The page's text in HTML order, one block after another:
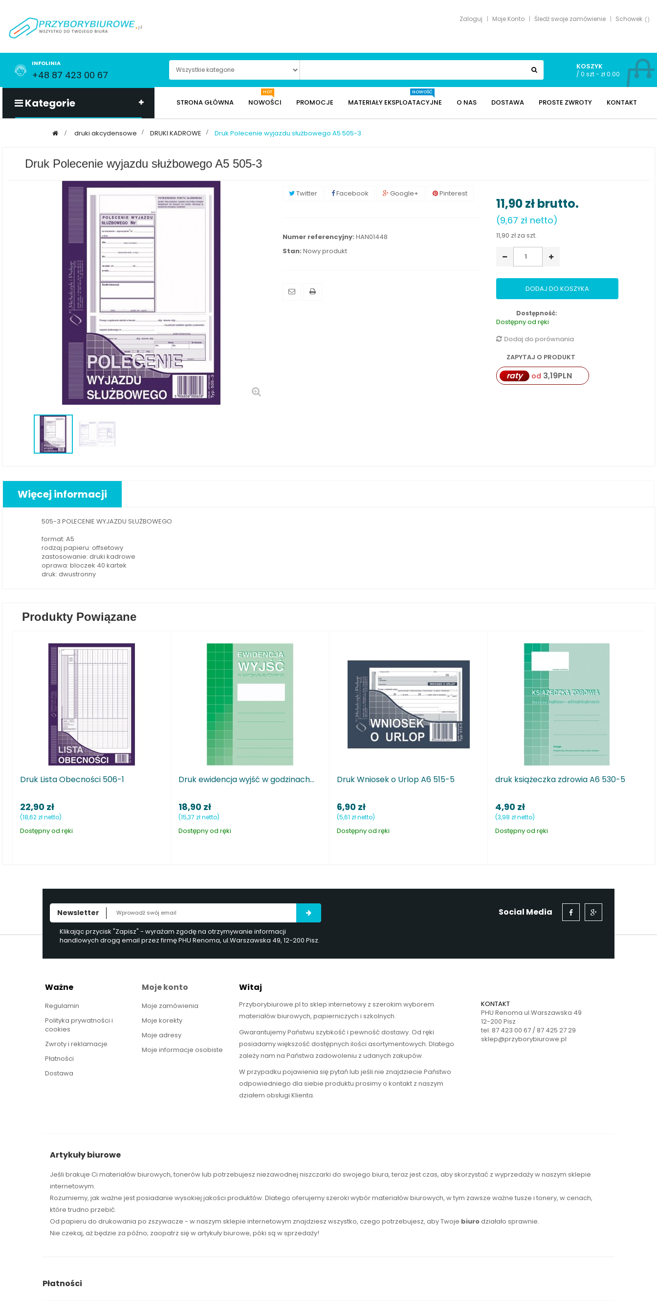
Zaloguj Moje Konto Śledź swoje zamówienie Schowek
INFOLINIA
+48 87 423 00 67
KOSZYK
/ 0 szt - zł 0.00
Kategorie STRONA GŁÓWNA NOWOŚCI
HOT
PROMOCJE MATERIAŁY EKSPLOATACYJNE
NOWOŚĆ
O NAS DOSTAWA PROSTE ZWROTY KONTAKT
> druki akcydensowe > DRUKI KADROWE > Druk Polecenie wyjazdu służbowego A5 505-3
Druk Polecenie wyjazdu służbowego A5 505-3
Twitter Facebook Google+ Pinterest
Numer referencyjny: HAN01448
Stan: Nowy produkt
11,90 złbrutto.
(9,67 zł netto)
11,90 zł za szt.
DODAJ DO KOSZYKA
Dostępność:
Dostępny od ręki
Dodaj do porównania
ZAPYTAJ O PRODUKT
raty od 3,19PLN
Więcej informacji
505-3 POLECENIE WYJAZDU SŁUŻBOWEGO
format: A5
rodzaj papieru: offsetowy
zastosowanie: druki kadrowe
oprawa: bloczek 40 kartek
druk: dwustronny
Produkty Powiązane
506-1 Druk ewidencja wyjść w godzinach... Druk Wniosek o Urlop A6 515-5 druk książeczka zdrowia A6 530-5 Druk inwidualna Lista
Newsletter
Klikając przycisk "Zapisz" - wyrażam zgodę na otrzymywanie informacji
handlowych drogą email przez firmę PHU Renoma, ul.Warszawska 49, 12-200 Pisz.
Social Media
Ważne
Regulamin
Polityka prywatności i
cookies
Zwroty i reklamacje
Płatności
Dostawa
Moje konto
Moje zamówienia
Moje korekty
Moje adresy
Moje informacje osobiste
Witaj
Przyborybiurowe.pl to sklep internetowy z szerokim wyborem
materiałów biurowych, papierniczych i szkolnych.
Gwarantujemy Państwu szybkość i pewność dostawy. Od ręki
posiadamy większość dostępnych ilości asortymentowych. Dlatego
zależy nam na Państwa zadowoleniu z udanych zakupów.
W przypadku pojawienia się pytań lub jeśli nie znajdziecie Państwo
odpowiedniego dla siebie produktu prosimy o kontakt z naszym
działem obsługi Klienta.
KONTAKT
PHU Renoma ul.Warszawska 49
12-200 Pisz
tel. 87 423 00 67 / 87 425 27 29
sklep@przyborybiurowe.pl
Artykuły biurowe
Jeśli brakuje Ci materiałów biurowych, tonerówlub potrzebujesz niezawodnej niszczarki do swojego biura, teraz jest czas, aby skorzystać z wyprzedaży w naszym sklepie
internetowym.
Rozumiemy, jak ważne jest posiadanie wysokiej jakości produktów. Dlatego oferujemy szeroki wybór materiałów biurowych, w tym zawsze ważne tusze i tonery, w cenach,
które trudno przebić.
Od papieru do drukowania po zszywacze - w naszym sklepie internetowym znajdziesz wszystko, czego potrzebujesz, aby Twoje biurodziałało sprawnie.
Nie czekaj, aż będzie za późno; zaopatrz się w artykuły biurowe, póki są w sprzedaży!
Płatności